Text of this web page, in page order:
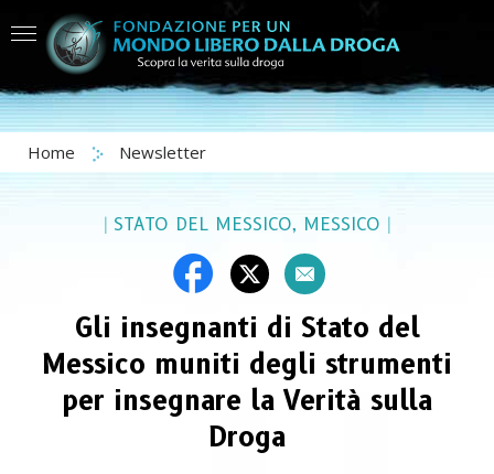
Home Newsletter
| STATO DEL MESSICO, MESSICO |
Gli insegnanti di Stato del
Messico muniti degli strumenti
per insegnare la Verità sulla
Droga